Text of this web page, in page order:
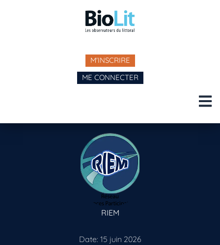
M'INSCRIRE
ME CONNECTER
RIEM
Date: 15 juin 2026